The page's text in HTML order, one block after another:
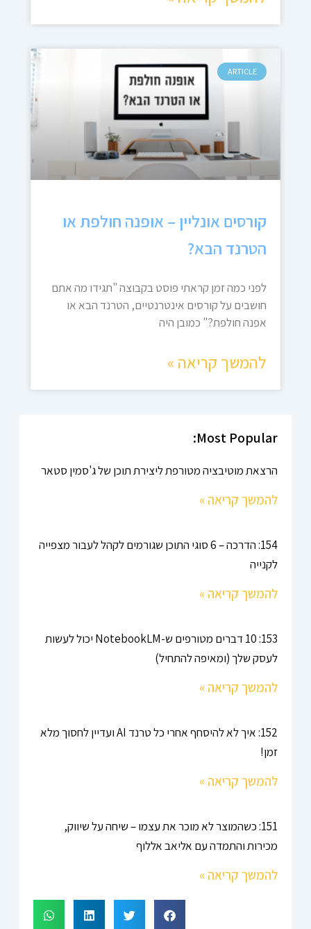
ARTICLE
קורסים אונליין – אופנה חולפת או
הטרנד הבא?
לפני כמה זמן קראתי פוסט בקבוצה "תגידו מה אתם
חושבים על קורסים אינטרנטיים, הטרנד הבא או
אפנה חולפת?" כמובן היה
להמשך קריאה »
Most Popular:
הרצאת מוטיבציה מטורפת ליצירת תוכן של ג'סמין סטאר
להמשך קריאה »
154: הדרכה – 6 סוגי התוכן שגורמים לקהל לעבור מצפייה
לקנייה
להמשך קריאה »
153: 10 דברים מטורפים ש-NotebookLM יכול לעשות
לעסק שלך (ומאיפה להתחיל)
להמשך קריאה »
152: איך לא להיסחף אחרי כל טרנד AI ועדיין לחסוך מלא
זמן!
להמשך קריאה »
151: כשהמוצר לא מוכר את עצמו – שיחה על שיווק,
מכירות והתמדה עם אליאב אללוף
להמשך קריאה »